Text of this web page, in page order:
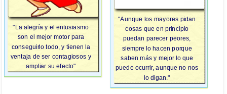
"La alegría y el entusiasmo
son el mejor motor para
conseguirlo todo, y tienen la
ventaja de ser contagiosos y
ampliar su efecto"
"Aunque los mayores pidan
cosas que en principio
puedan parecer peores,
siempre lo hacen porque
saben más y mejor lo que
puede ocurrir, aunque no nos
lo digan."